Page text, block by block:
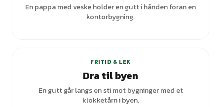
En pappa med veske holder en gutt i hånden foran en
kontorbygning.
FRITID & LEK
Dra til byen
En gutt går langs en sti mot bygninger med et
klokketårn i byen.